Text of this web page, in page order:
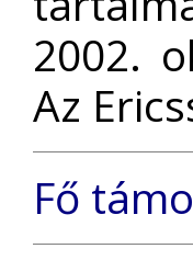
2002.
Az
Fő